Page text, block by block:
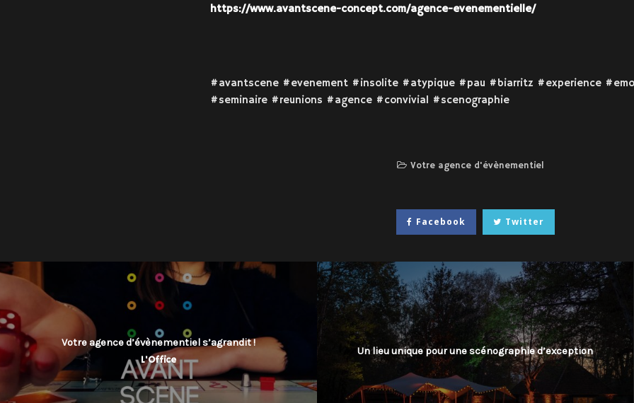
https://www.avantscene-concept.com/agence-evenementielle/
#avantscene #evenement #insolite #atypique #pau #biarritz #experience
#seminaire #reunions #agence #convivial #scenographie
Votre agence d'évènementiel
Facebook Twitter
Votre agence d’évènementiel s’agrandit !
L'Office
Un lieu unique pour une scénographie d’exception